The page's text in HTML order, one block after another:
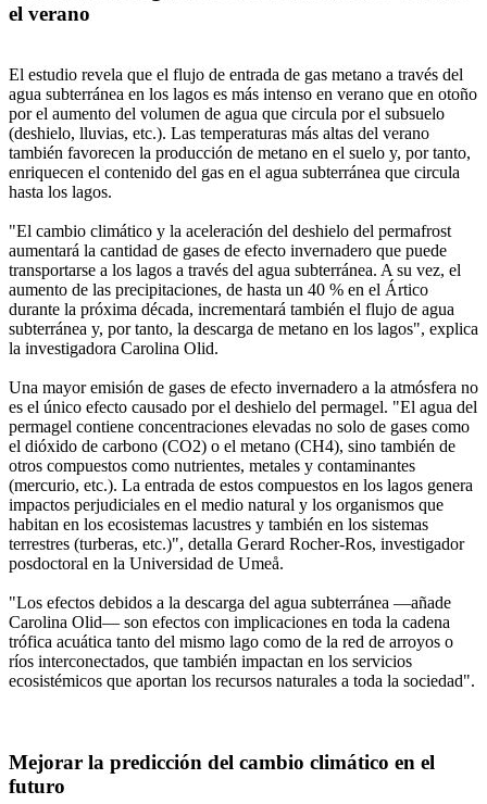
el verano
El estudio revela que el flujo de entrada de gas metano a través del
agua subterránea en los lagos es más intenso en verano que en otoño
por el aumento del volumen de agua que circula por el subsuelo
(deshielo, lluvias, etc.). Las temperaturas más altas del verano
también favorecen la producción de metano en el suelo y, por tanto,
enriquecen el contenido del gas en el agua subterránea que circula
hasta los lagos.
"El cambio climático y la aceleración del deshielo del permafrost
aumentará la cantidad de gases de efecto invernadero que puede
transportarse a los lagos a través del agua subterránea. A su vez, el
aumento de las precipitaciones, de hasta un 40 % en el Ártico
durante la próxima década, incrementará también el flujo de agua
subterránea y, por tanto, la descarga de metano en los lagos", explica
la investigadora Carolina Olid.
Una mayor emisión de gases de efecto invernadero a la atmósfera no
es el único efecto causado por el deshielo del permagel. "El agua del
permagel contiene concentraciones elevadas no solo de gases como
el dióxido de carbono (CO2) o el metano (CH4), sino también de
otros compuestos como nutrientes, metales y contaminantes
(mercurio, etc.). La entrada de estos compuestos en los lagos genera
impactos perjudiciales en el medio natural y los organismos que
habitan en los ecosistemas lacustres y también en los sistemas
terrestres (turberas, etc.)", detalla Gerard Rocher-Ros, investigador
posdoctoral en la Universidad de Umeå.
"Los efectos debidos a la descarga del agua subterránea —añade
Carolina Olid— son efectos con implicaciones en toda la cadena
trófica acuática tanto del mismo lago como de la red de arroyos o
ríos interconectados, que también impactan en los servicios
ecosistémicos que aportan los recursos naturales a toda la sociedad".
Mejorar la predicción del cambio climático en el
futuro